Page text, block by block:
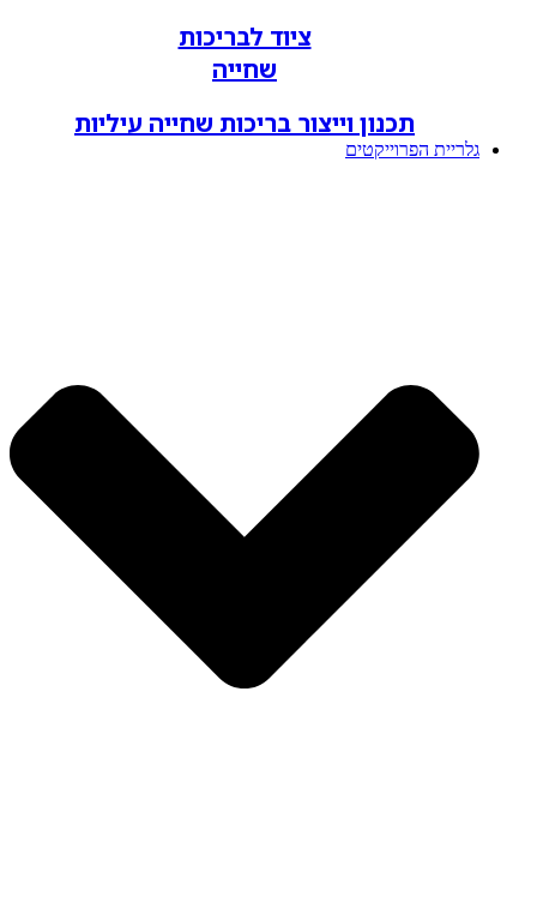
ציוד לבריכות
שחייה
תכנון וייצור בריכות שחייה עיליות
גלריית הפרוייקטים